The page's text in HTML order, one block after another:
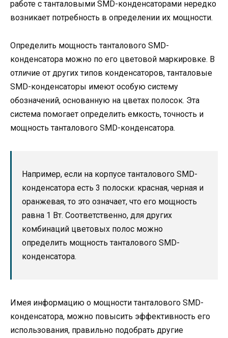
работе с танталовыми SMD-конденсаторами нередко
возникает потребность в определении их мощности.
Определить мощность танталового SMD-
конденсатора можно по его цветовой маркировке. В
отличие от других типов конденсаторов, танталовые
SMD-конденсаторы имеют особую систему
обозначений, основанную на цветах полосок. Эта
система помогает определить емкость, точность и
мощность танталового SMD-конденсатора.
Например, если на корпусе танталового SMD-
конденсатора есть 3 полоски: красная, черная и
оранжевая, то это означает, что его мощность
равна 1 Вт. Соответственно, для других
комбинаций цветовых полос можно
определить мощность танталового SMD-
конденсатора.
Имея информацию о мощности танталового SMD-
конденсатора, можно повысить эффективность его
использования, правильно подобрать другие